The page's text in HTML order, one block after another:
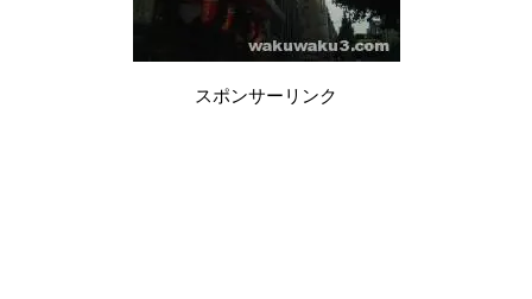
スポンサーリンク